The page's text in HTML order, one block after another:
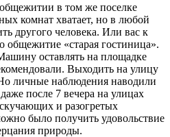
в том же поселке
комнат хватает, но в любой
другого человека. Или вас к
«старая гостиница».
оставлять на площадке
Выходить на улицу
личные наблюдения наводили
после 7 вечера на улицах
и разогретых
было получить удовольствие
природы.